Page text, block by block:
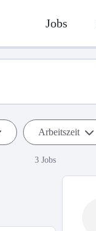
Jobs
Arbeitszeit
3 Jobs